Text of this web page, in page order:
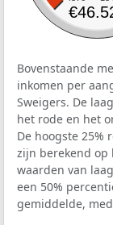
Bovenstaande
inkomen per
Sweigers. De
het rode en het
De hoogste 25%
zijn berekend op
waarden van
een 50%
gemiddelde,